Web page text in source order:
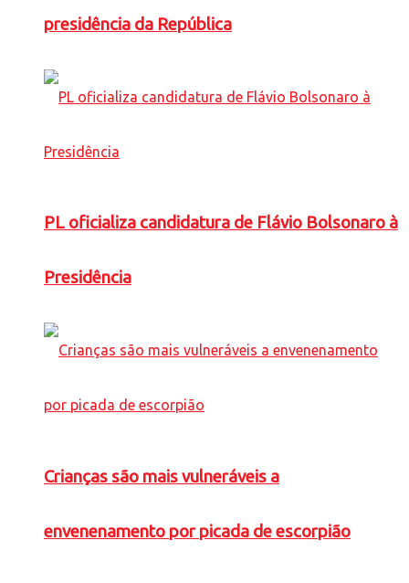
presidência da República
PL oficializa candidatura de Flávio Bolsonaro à
Presidência
Crianças são mais vulneráveis a
envenenamento por picada de escorpião